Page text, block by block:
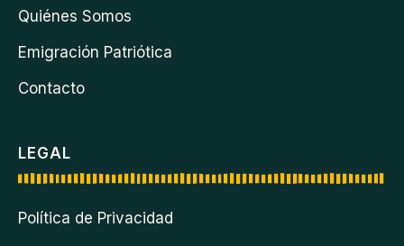
Quiénes Somos
Emigración Patriótica
Contacto
LEGAL
Política de Privacidad